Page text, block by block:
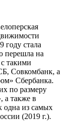
году стала
перешла на
такими
Совкомбанк, а
Сбербанка.
по размеру
а также в
одна из самых
(2019 г.).